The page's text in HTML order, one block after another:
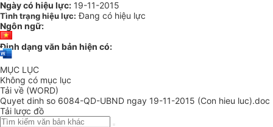
Ngày có hiệu lực: 19-11-2015
Tình trạng hiệu lực: Đang có hiệu lực
Ngôn ngữ:
Định dạng văn bản hiện có:
MỤC LỤC
Không có mục lục
Tải về (WORD)
Quyet dinh so 6084-QD-UBND ngay 19-11-2015 (Con hieu luc).doc
Tải lược đồ